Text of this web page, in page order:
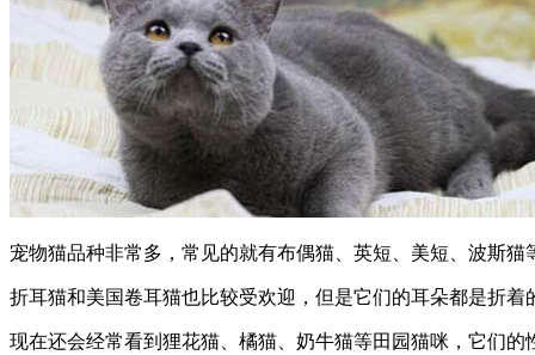
宠物猫品种非常多，常见的就有布偶猫、英短、美短、波斯
折耳猫和美国卷耳猫也比较受欢迎，但是它们的耳朵都是折
现在还会经常看到狸花猫、橘猫、奶牛猫等田园猫咪，它们